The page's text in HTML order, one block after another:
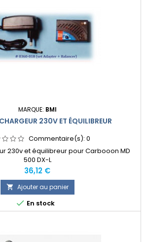
MARQUE: BMI
230V ET ÉQUILIBREUR
Commentaire(s): 0
230v et équilibreur pour Carbooon MD
500 DX-L
Prix
36,12 €
 Ajouter au panier
 En stock